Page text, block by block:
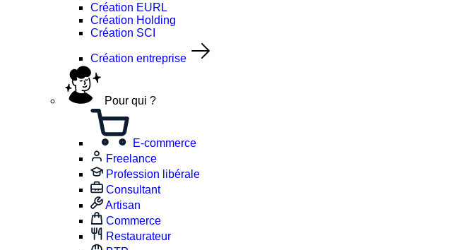
Création EURL
Création Holding
Création SCI
Création entreprise
Pour qui ?
E-commerce
Freelance
Profession libérale
Consultant
Artisan
Commerce
Restaurateur